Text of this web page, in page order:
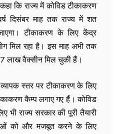
कि राज्य में कोविड टीकाकरण
दिसंबर माह तक राज्य में शत
टीकाकरण के लिए केंद्र
मिल रहा है। इस माह अभी तक
लाख वैक्सीन मिल चुकी हैं।
स्तर पर टीकाकरण के लिए
कैम्प लगाए गए हैं। कोविड
भी राज्य सरकार की पूरी तैयारी
को और मजबूत करने के लिए